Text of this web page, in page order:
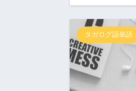
タガログ語単語